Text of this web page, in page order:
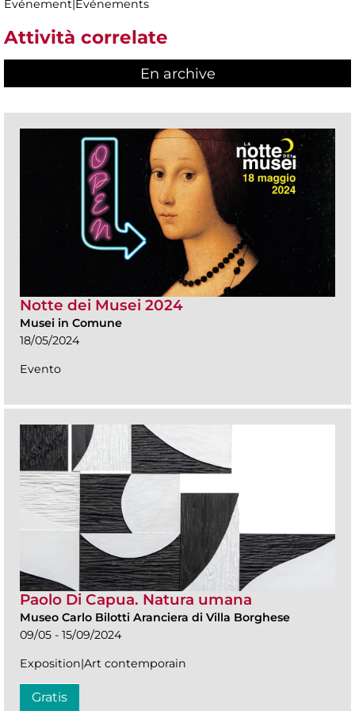
Evénement|Evénements
Attività correlate
En archive
Notte dei Musei 2024
Musei in Comune
18/05/2024
Evento
Paolo Di Capua. Natura umana
Museo Carlo Bilotti Aranciera di Villa Borghese
09/05 - 15/09/2024
Exposition|Art contemporain
Gratis